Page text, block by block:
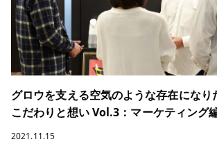
グロウを支える空気のような存在になり
こだわりと想い Vol.3：マーケティング
2021.11.15